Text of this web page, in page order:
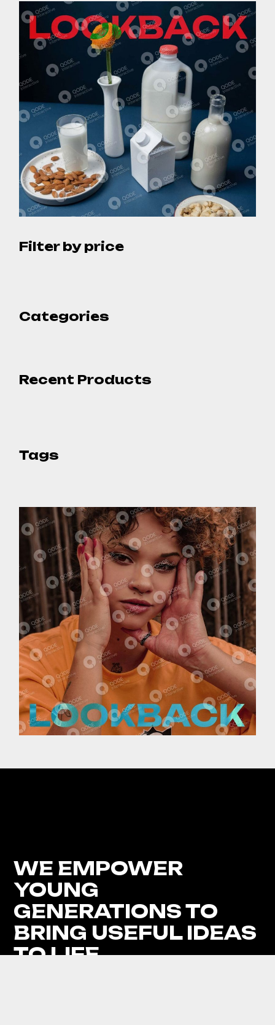
Filter by price
Categories
Recent Products
Tags
WE EMPOWER
YOUNG
GENERATIONSTO
BRING USEFUL IDEAS
TO LIFE